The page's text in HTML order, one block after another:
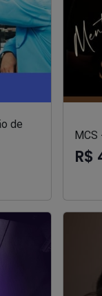
de
MCS
R$